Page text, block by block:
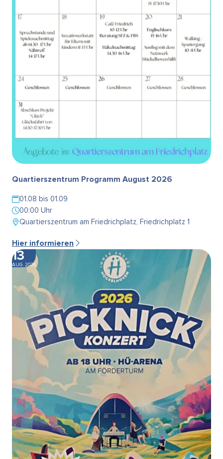
Quartierszentrum Programm August 2026
01.08 bis 01.09
00:00 Uhr
Quartierszentrum am Friedrichplatz, Friedrichplatz 1
Hier informieren
13
AUG. 2026